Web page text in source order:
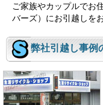
ご家族やカップルでお
バーズ）にお引越しを
弊社引越し事例